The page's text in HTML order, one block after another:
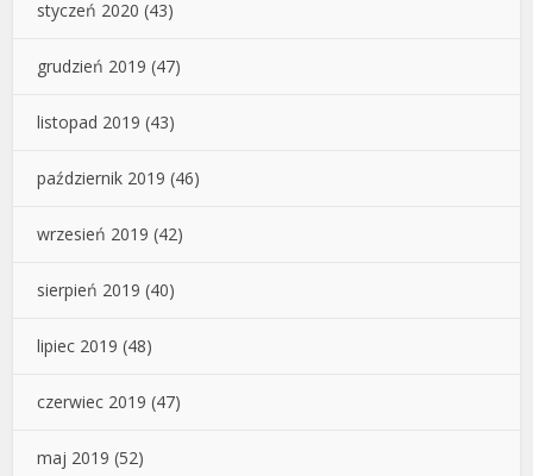
styczeń 2020 (43)
grudzień 2019 (47)
listopad 2019 (43)
październik 2019 (46)
wrzesień 2019 (42)
sierpień 2019 (40)
lipiec 2019 (48)
czerwiec 2019 (47)
maj 2019 (52)